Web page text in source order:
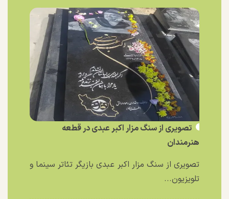
تصویری از سنگ مزار اکبر عبدی در قطعه
هنرمندان
تصویری از سنگ مزار اکبر عبدی بازیگر تئاتر سینما و
تلویزیون...